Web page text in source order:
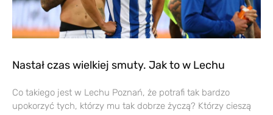
Nastał czas wielkiej smuty. Jak to w Lechu
Co takiego jest w Lechu Poznań, że potrafi tak bardzo
upokorzyć tych, którzy mu tak dobrze życzą? Którzy cieszą